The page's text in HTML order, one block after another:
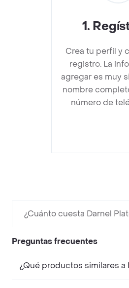
1.
Crea tu perfil y
registro. La
agregar es muy
nombre
número de
¿Cuánto cuesta Darnel
Preguntas frecuentes
¿Qué productos similares